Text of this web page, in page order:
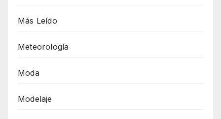
Más Leído
Meteorología
Moda
Modelaje